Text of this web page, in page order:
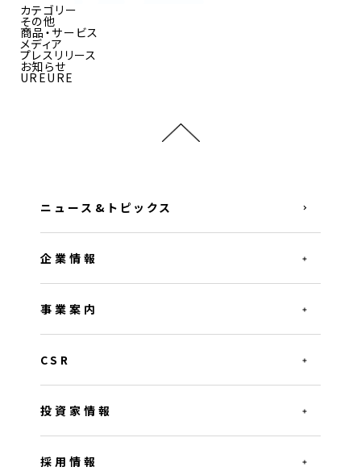
カテゴリー
その他
商品・サービス
メディア
プレスリリース
お知らせ
UREURE
ニュース&トピックス
企業情報
事業案内
CSR
投資家情報
採用情報